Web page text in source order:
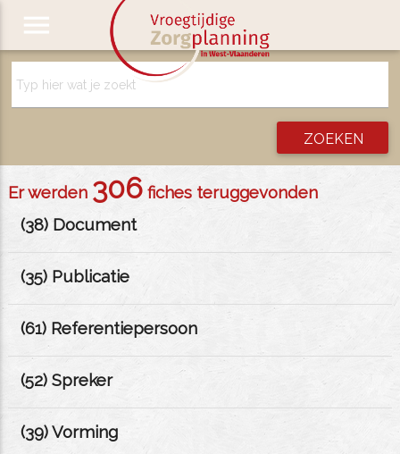
menu
Er werden 306fiches teruggevonden
(38) Document
(35) Publicatie
(61) Referentiepersoon
(52) Spreker
(39) Vorming